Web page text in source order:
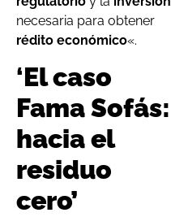
necesaria para obtener
rédito económico«.
‘El caso
Fama Sofás:
hacia el
residuo
cero’